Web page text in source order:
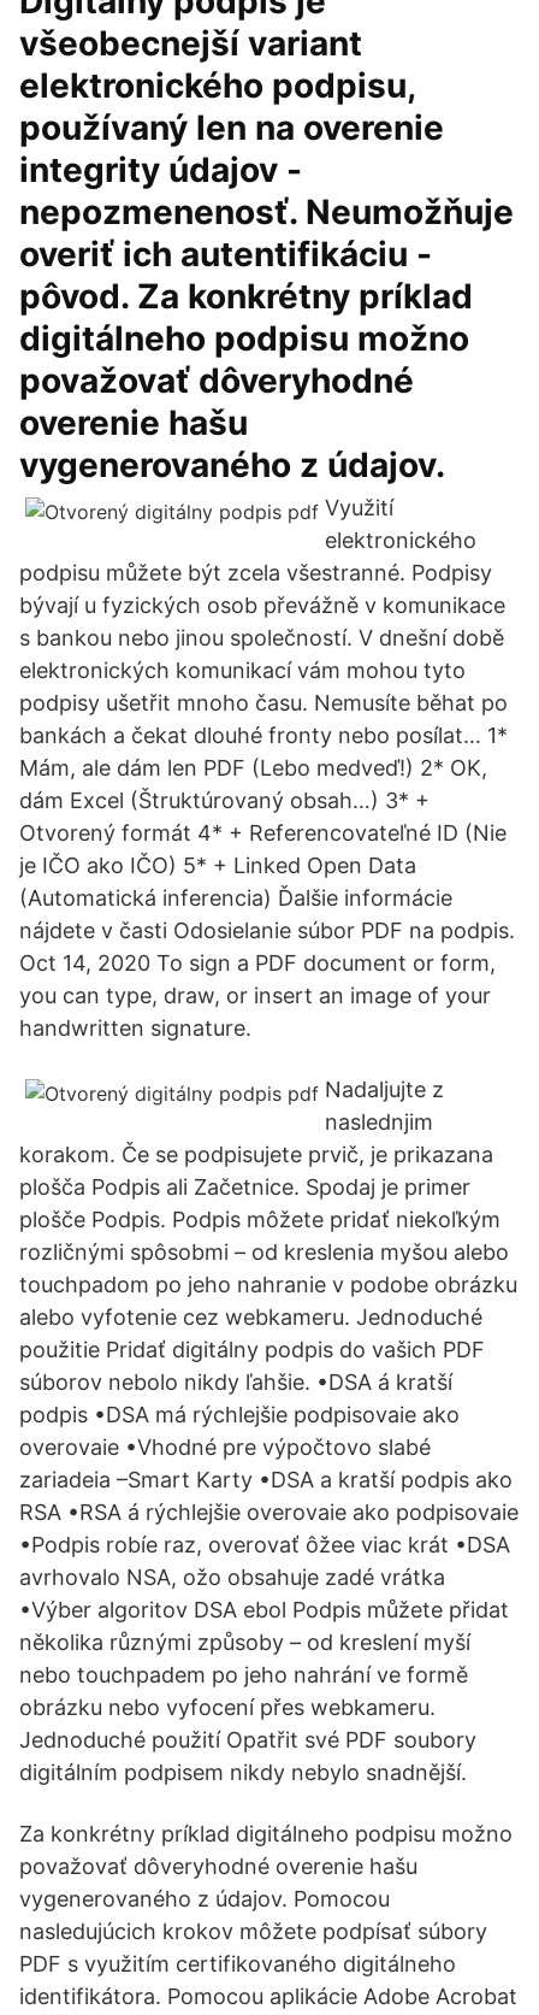
všeobecnejší variant
elektronického podpisu,
používaný len na overenie
integrity údajov -
nepozmenenosť. Neumožňuje
overiť ich autentifikáciu -
pôvod. Za konkrétny príklad
digitálneho podpisu možno
považovať dôveryhodné
overenie hašu
vygenerovaného z údajov.
Využití
elektronického
podpisu můžete být zcela všestranné. Podpisy
bývají u fyzických osob převážně v komunikace
s bankou nebo jinou společností. V dnešní době
elektronických komunikací vám mohou tyto
podpisy ušetřit mnoho času. Nemusíte běhat po
bankách a čekat dlouhé fronty nebo posílat… 1*
Mám, ale dám len PDF (Lebo medveď!) 2* OK,
dám Excel (Štruktúrovaný obsah…) 3* +
Otvorený formát 4* + Referencovateľné ID (Nie
je IČO ako IČO) 5* + Linked Open Data
(Automatická inferencia) Ďalšie informácie
nájdete v časti Odosielanie súbor PDF na podpis.
Oct 14, 2020 To sign a PDF document or form,
you can type, draw, or insert an image of your
handwritten signature.
Nadaljujte z
naslednjim
korakom. Če se podpisujete prvič, je prikazana
plošča Podpis ali Začetnice. Spodaj je primer
plošče Podpis. Podpis môžete pridať niekoľkým
rozličnými spôsobmi – od kreslenia myšou alebo
touchpadom po jeho nahranie v podobe obrázku
alebo vyfotenie cez webkameru. Jednoduché
použitie Pridať digitálny podpis do vašich PDF
súborov nebolo nikdy ľahšie. •DSA á kratší
podpis •DSA má rýchlejšie podpisovaie ako
overovaie •Vhodné pre výpočtovo slabé
zariadeia –Smart Karty •DSA a kratší podpis ako
RSA •RSA á rýchlejšie overovaie ako podpisovaie
•Podpis robíe raz, overovať ôžee viac krát •DSA
avrhovalo NSA, ožo obsahuje zadé vrátka
•Výber algoritov DSA ebol Podpis můžete přidat
několika různými způsoby – od kreslení myší
nebo touchpadem po jeho nahrání ve formě
obrázku nebo vyfocení přes webkameru.
Jednoduché použití Opatřit své PDF soubory
digitálním podpisem nikdy nebylo snadnější.
Za konkrétny príklad digitálneho podpisu možno
považovať dôveryhodné overenie hašu
vygenerovaného z údajov. Pomocou
nasledujúcich krokov môžete podpísať súbory
PDF s využitím certifikovaného digitálneho
identifikátora. Pomocou aplikácie Adobe Acrobat